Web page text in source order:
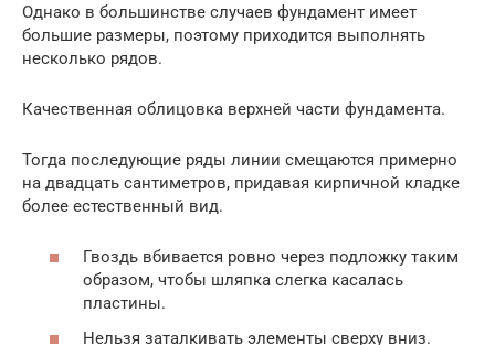
Однако в большинстве случаев фундамент имеет
большие размеры, поэтому приходится выполнять
несколько рядов.
Качественная облицовка верхней части фундамента.
Тогда последующие ряды линии смещаются примерно
на двадцать сантиметров, придавая кирпичной кладке
более естественный вид.
Гвоздь вбивается ровно через подложку таким
образом, чтобы шляпка слегка касалась
пластины.
Нельзя заталкивать элементы сверху вниз.